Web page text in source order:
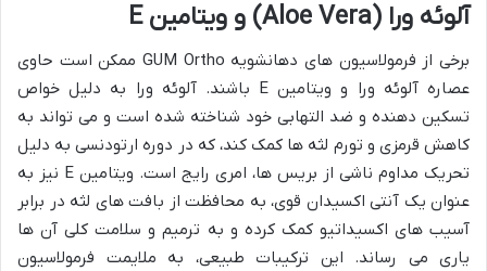
آلوئه ورا (Aloe Vera) و ویتامین E
برخی از فرمولاسیون های دهانشویه GUM Ortho ممکن است حاوی
عصاره آلوئه ورا و ویتامین E باشند. آلوئه ورا به دلیل خواص
تسکین دهنده و ضد التهابی خود شناخته شده است و می تواند به
کاهش قرمزی و تورم لثه ها کمک کند، که در دوره ارتودنسی به دلیل
تحریک مداوم ناشی از بریس ها، امری رایج است. ویتامین E نیز به
عنوان یک آنتی اکسیدان قوی، به محافظت از بافت های لثه در برابر
آسیب های اکسیداتیو کمک کرده و به ترمیم و سلامت کلی آن ها
یاری می رساند. این ترکیبات طبیعی، به ملایمت فرمولاسیون